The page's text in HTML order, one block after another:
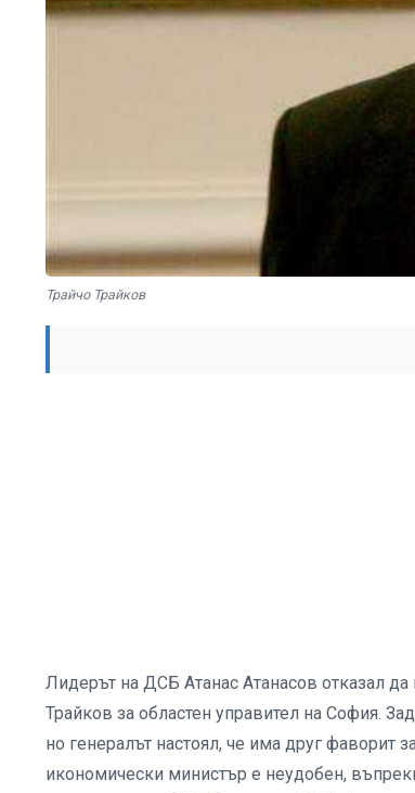
Трайчо Трайков
Лидерът на ДСБ Атанас Атанасов отказал да
Трайков за областен управител на София.
но генералът настоял, че има друг фаворит
икономически министър е неудобен,